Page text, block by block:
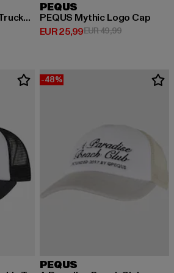
PEQUS Mythic Logo Trucker Cap
EUR 49,99
PEQUS
PEQUS Mythic Logo Cap
EUR 25,99
Derzeitiger Preis: EUR 25,99
EUR 49,99Aktionspreis:
-48%
PEQUS